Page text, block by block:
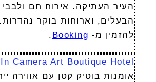
העיר העתיקה. אירוח חם ולבבי
הבעלים, וארוחות בוקר
להזמין מ- Booking
.
In Camera Art Boutique Hotel
אומנות בוטיק קטן עם אווירה